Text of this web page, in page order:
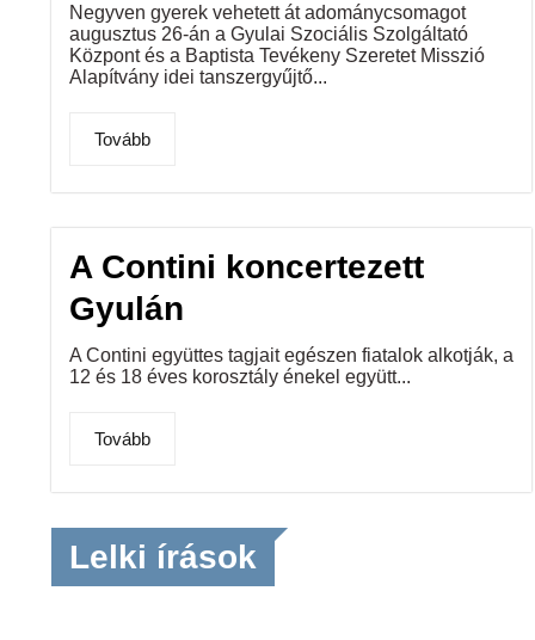
Negyven gyerek vehetett át adománycsomagot
augusztus 26-án a Gyulai Szociális Szolgáltató
Központ és a Baptista Tevékeny Szeretet Misszió
Alapítvány idei tanszergyűjtő...
Tovább
A Contini koncertezett
Gyulán
A Contini együttes tagjait egészen fiatalok alkotják, a
12 és 18 éves korosztály énekel együtt...
Tovább
Lelki írások